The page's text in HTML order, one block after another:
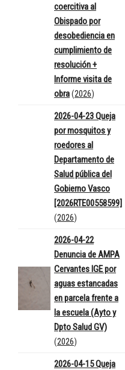
coercitiva al
Obispado por
desobediencia en
cumplimiento de
resolución +
Informe visita de
obra(2026)
2026-04-23 Queja
por mosquitos y
roedores al
Departamento de
Salud pública del
Gobierno Vasco
[2026RTE00558599]
(2026)
2026-04-22
Denuncia de AMPA
Cervantes IGE por
aguas estancadas
en parcela frente a
la escuela (Ayto y
Dpto Salud GV)
(2026)
2026-04-15 Queja